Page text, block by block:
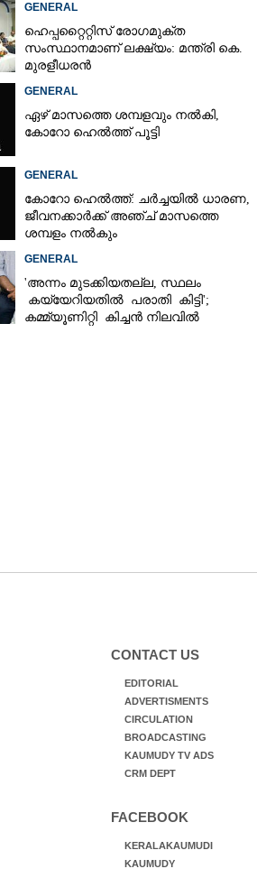
GENERAL
ഹെപ്പറ്റൈറ്റിസ് രോഗമുക്ത
സംസ്ഥാനമാണ് ലക്ഷ്യം: മന്ത്രി കെ.
മുരളീധരൻ
GENERAL
ഏഴ് മാസത്തെ ശമ്പളവും നൽകി,
കോറോ ഹെൽത്ത് പൂട്ടി
GENERAL
കോറോ ഹെൽത്ത്: ചർച്ചയിൽ ധാരണ,
ജീവനക്കാർക്ക് അഞ്ച് മാസത്തെ
ശമ്പളം നൽകും
GENERAL
'അന്നം മുടക്കിയതല്ല, സ്ഥലം
കയ്യേറിയതിൽ പരാതി കിട്ടി';
കമ്മ്യൂണിറ്റി കിച്ചൻ നിലവിൽ
CONTACT US
EDITORIAL
ADVERTISMENTS
CIRCULATION
BROADCASTING
KAUMUDY TV ADS
CRM DEPT
FACEBOOK
KERALAKAUMUDI
KAUMUDY